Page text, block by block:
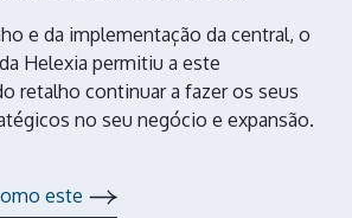
e da implementação da central, o
Helexia permitiu a este
retalho continuar a fazer os seus
no seu negócio e expansão.
este